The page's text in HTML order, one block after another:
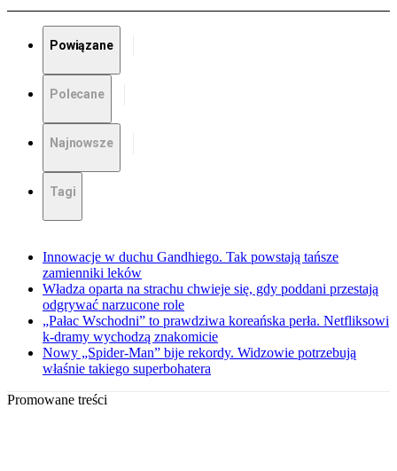
Powiązane
Polecane
Najnowsze
Tagi
Innowacje w duchu Gandhiego. Tak powstają tańsze
zamienniki leków
Władza oparta na strachu chwieje się, gdy poddani przestają
odgrywać narzucone role
„Pałac Wschodni” to prawdziwa koreańska perła. Netfliksowi
k-dramy wychodzą znakomicie
Nowy „Spider-Man” bije rekordy. Widzowie potrzebują
właśnie takiego superbohatera
Promowane treści